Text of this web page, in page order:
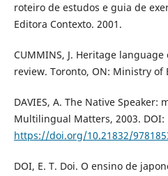
roteiro de estudos e guia de
Editora Contexto. 2001.
CUMMINS, J. Heritage
review. Toronto, ON: Ministry of
DAVIES, A. The Native Speaker:
Multilingual Matters, 2003. DOI:
https://doi.org/10.21832/
DOI, E. T. Doi. O ensino de